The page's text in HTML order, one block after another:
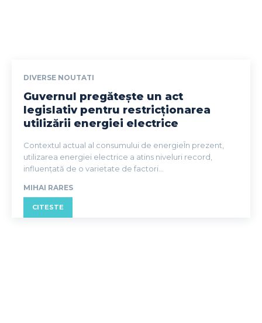
DIVERSE NOUTATI
Guvernul pregătește un act
legislativ pentru restricționarea
utilizării energiei electrice
Contextul actual al consumului de energieÎn prezent,
utilizarea energiei electrice a atins niveluri record,
influențată de o varietate de factori...
MIHAI RARES
CITESTE